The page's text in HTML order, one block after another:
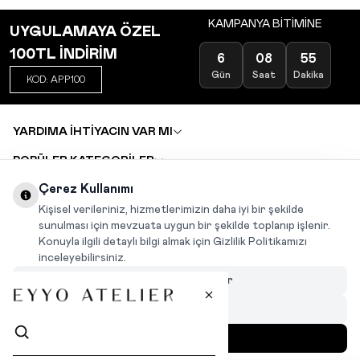
UYGULAMAYA ÖZEL
100TL İNDİRİM
KOD: APP100
KAMPANYA BİTİMİNE
6
Gün
08
Saat
55
Dakika
YARDIMA İHTİYACIN VAR MI
POPÜLER KATEGORİLER
DEĞİŞİM VE İADE TALEBİ
KARIYER
INSTAGRAM
Çerez Kullanımı
Kişisel verileriniz, hizmetlerimizin daha iyi bir şekilde
sunulması için mevzuata uygun bir şekilde toplanıp işlenir.
Konuyla ilgili detaylı bilgi almak için Gizlilik Politikamızı
inceleyebilirsiniz.
Çerezleri Özelleştir